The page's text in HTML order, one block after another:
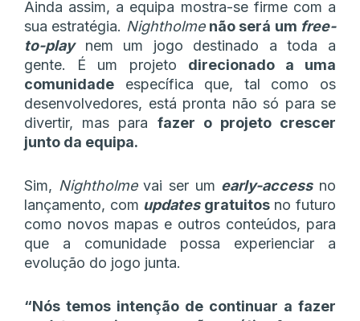
Ainda assim, a equipa mostra-se firme com a
sua estratégia. Nightholme não será um free-
to-playnem um jogo destinado a toda a
gente. É um projeto direcionado a uma
comunidade específica que, tal como os
desenvolvedores, está pronta não só para se
divertir, mas para fazer o projeto crescer
junto da equipa.
Sim, Nightholmevai ser um early-accessno
lançamento, com updatesgratuitosno futuro
como novos mapas e outros conteúdos, para
que a comunidade possa experienciar a
evolução do jogo junta.
“Nós temos intenção de continuar a fazer